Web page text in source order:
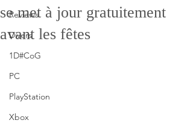
Reviews
Divers
1D#CoG
PC
PlayStation
Xbox
se met à jour gratuitement
avant les fêtes